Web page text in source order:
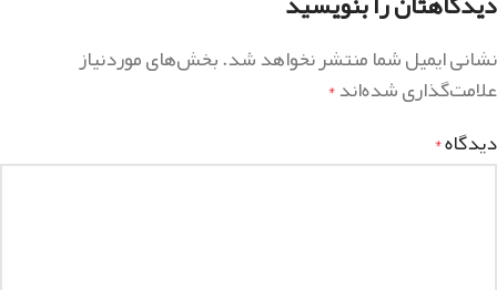
نشانی ایمیل شما منتشر نخواهد شد.بخش‌های موردنیاز
علامت‌گذاری شده‌اند*
دیدگاه*